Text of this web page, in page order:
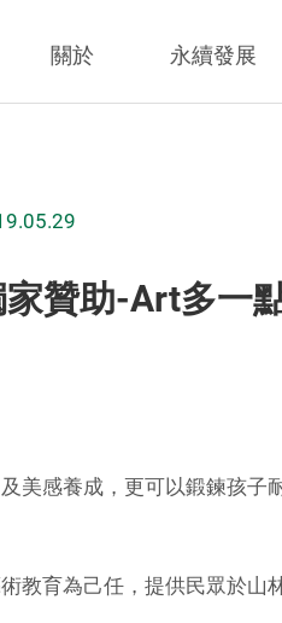
關於 永續發展
家贊助-Art多一
美感養成，更可以鍛鍊孩子
育為己任，提供民眾於山